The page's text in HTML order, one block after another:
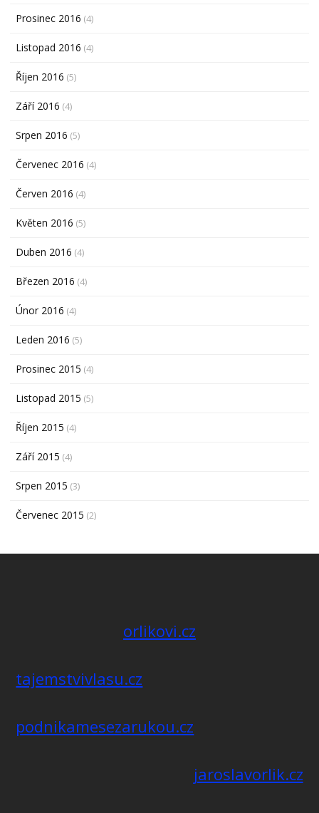
Prosinec 2016 (4)
Listopad 2016 (4)
Říjen 2016 (5)
Září 2016 (4)
Srpen 2016 (5)
Červenec 2016 (4)
Červen 2016 (4)
Květen 2016 (5)
Duben 2016 (4)
Březen 2016 (4)
Únor 2016 (4)
Leden 2016 (5)
Prosinec 2015 (4)
Listopad 2015 (5)
Říjen 2015 (4)
Září 2015 (4)
Srpen 2015 (3)
Červenec 2015 (2)
orlikovi.cz
tajemstvivlasu.cz
podnikamesezarukou.cz
jaroslavorlik.cz